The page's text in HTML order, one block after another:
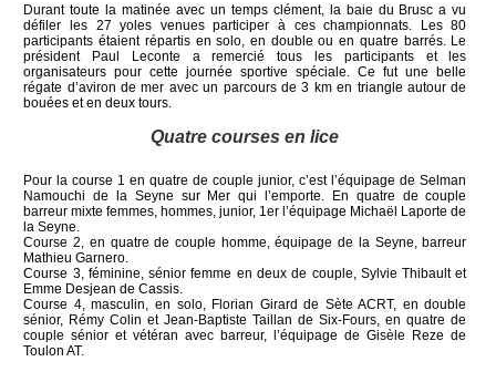
Durant toute la matinée avec un temps clément, la baie du Brusc a vu
défiler les 27 yoles venues participer à ces championnats. Les 80
participants étaient répartis en solo, en double ou en quatre barrés. Le
président Paul Leconte a remercié tous les participants et les
organisateurs pour cette journée sportive spéciale. Ce fut une belle
régate d’aviron de mer avec un parcours de 3 km en triangle autour de
bouées et en deux tours.
Quatre courses en lice
Pour la course 1 en quatre de couple junior, c’est l’équipage de Selman
Namouchi de la Seyne sur Mer qui l’emporte. En quatre de couple
barreur mixte femmes, hommes, junior, 1er l’équipage Michaël Laporte de
la Seyne.
Course 2, en quatre de couple homme, équipage de la Seyne, barreur
Mathieu Garnero.
Course 3, féminine, sénior femme en deux de couple, Sylvie Thibault et
Emme Desjean de Cassis.
Course 4, masculin, en solo, Florian Girard de Sète ACRT, en double
sénior, Rémy Colin et Jean-Baptiste Taillan de Six-Fours, en quatre de
couple sénior et vétéran avec barreur, l’équipage de Gisèle Reze de
Toulon AT.